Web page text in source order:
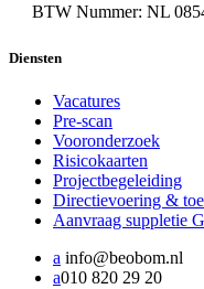
BTW Nummer: NL
Diensten
Vacatures
Pre-scan
Vooronderzoek
Risicokaarten
Projectbegeleiding
Directievoering &
Aanvraag suppletie
a info@beobom.nl
a010 820 29 20